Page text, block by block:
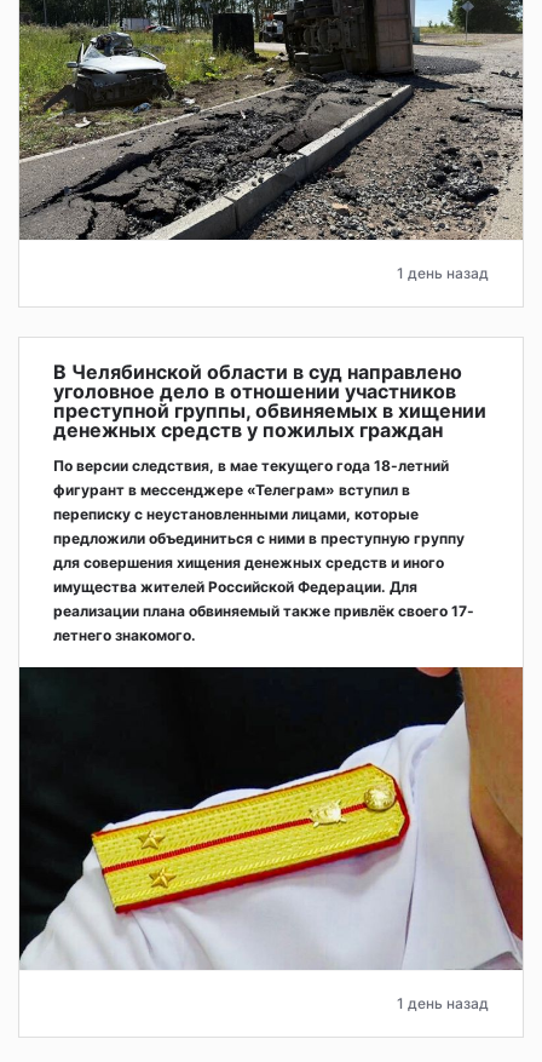
1 день назад
В Челябинской области в суд направлено
уголовное дело в отношении участников
преступной группы, обвиняемых в хищении
денежных средств у пожилых граждан
По версии следствия, в мае текущего года 18-летний
фигурант в мессенджере «Телеграм» вступил в
переписку с неустановленными лицами, которые
предложили объединиться с ними в преступную группу
для совершения хищения денежных средств и иного
имущества жителей Российской Федерации. Для
реализации плана обвиняемый также привлёк своего 17-
летнего знакомого.
1 день назад